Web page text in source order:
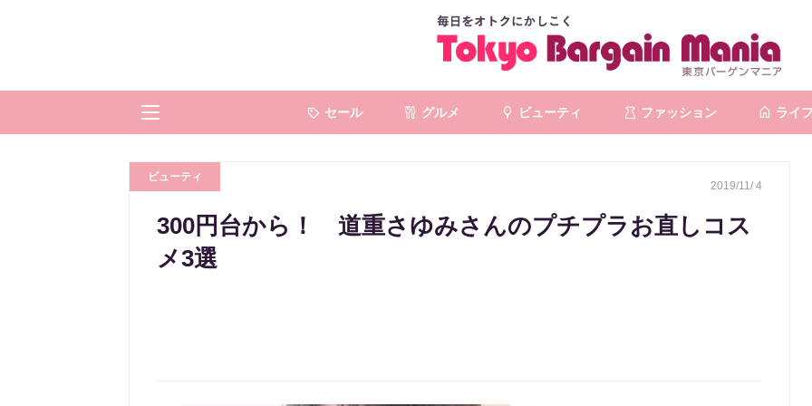
セール グルメ ビューティ ファッション ライフ
ビューティ
2019/11/ 4
300円台から！ 道重さゆみさんのプチプラお直しコス
メ3選